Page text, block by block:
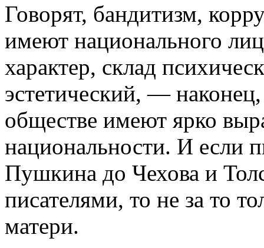
Говорят, бандитизм,
имеют национального
характер, склад
эстетический, —
обществе имеют ярко
национальности. И если
Пушкина до Чехова и
писателями, то не за то
матери.